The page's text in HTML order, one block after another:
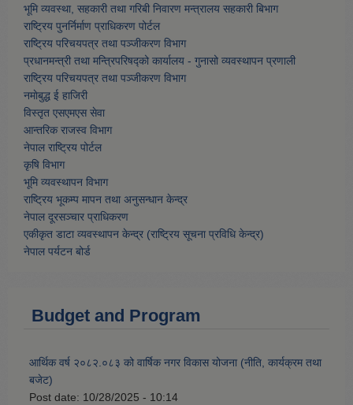
भूमि व्यवस्था, सहकारी तथा गरिबी निवारण मन्त्रालय सहकारी बिभाग
राष्ट्रिय पुनर्निर्माण प्राधिकरण पोर्टल
राष्ट्रिय परिचयपत्र तथा पञ्जीकरण विभाग
प्रधानमन्त्री तथा मन्त्रिपरिषद्को कार्यालय - गुनासो व्यवस्थापन प्रणाली
राष्ट्रिय परिचयपत्र तथा पञ्जीकरण विभाग
नमाेबुद्ध ई हाजिरी
विस्तृत एसएमएस सेवा
आन्तरिक राजस्व विभाग
नेपाल राष्ट्रिय पोर्टल
कृषि विभाग
भूमि व्यवस्थापन विभाग
राष्ट्रिय भूकम्प मापन तथा अनुसन्धान केन्द्र
नेपाल दूरसञ्चार प्राधिकरण
एकीकृत डाटा व्यवस्थापन केन्द्र (राष्ट्रिय सूचना प्रविधि केन्द्र)
नेपाल पर्यटन बोर्ड
Budget and Program
आर्थिक वर्ष २०८२.०८३ को वार्षिक नगर विकास योजना (नीति, कार्यक्रम तथा
बजेट)
Post date: 10/28/2025 - 10:14